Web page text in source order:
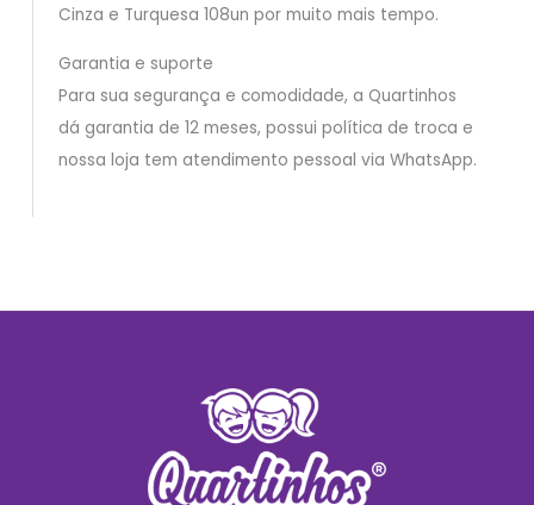
Cinza e Turquesa 108un por muito mais tempo.
Garantia e suporte
Para sua segurança e comodidade, a Quartinhos
dá garantia de 12 meses, possui política de troca e
nossa loja tem atendimento pessoal via WhatsApp.